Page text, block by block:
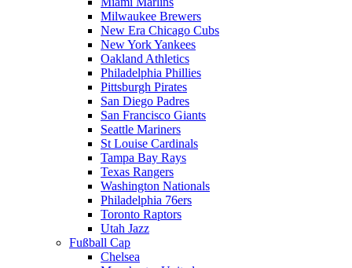
Milwaukee Brewers
New Era Chicago Cubs
New York Yankees
Oakland Athletics
Philadelphia Phillies
Pittsburgh Pirates
San Diego Padres
San Francisco Giants
Seattle Mariners
St Louise Cardinals
Tampa Bay Rays
Texas Rangers
Washington Nationals
Philadelphia 76ers
Toronto Raptors
Utah Jazz
Fußball Cap
Chelsea